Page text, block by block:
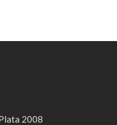
2008